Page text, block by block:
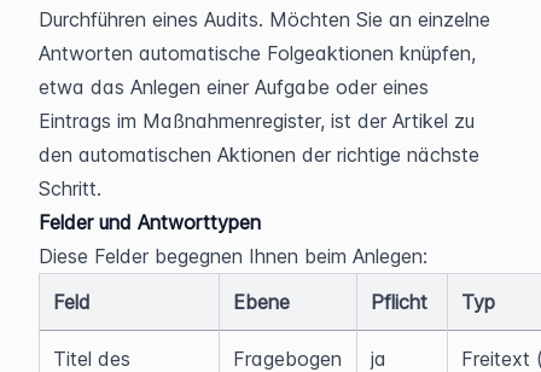
Durchführen eines Audits. Möchten Sie an einzelne
Antworten automatische Folgeaktionen knüpfen,
etwa das Anlegen einer Aufgabe oder eines
Eintrags im Maßnahmenregister, ist der Artikel zu
den automatischen Aktionen der richtige nächste
Schritt.
Felder und Antworttypen
Diese Felder begegnen Ihnen beim Anlegen:
Feld
Ebene Pflicht Typ
Titel des
Fragebogen ja
Freitext